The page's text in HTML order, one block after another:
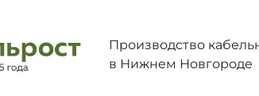
Производство
в Нижнем Новгороде
Укажите контакты
предложим